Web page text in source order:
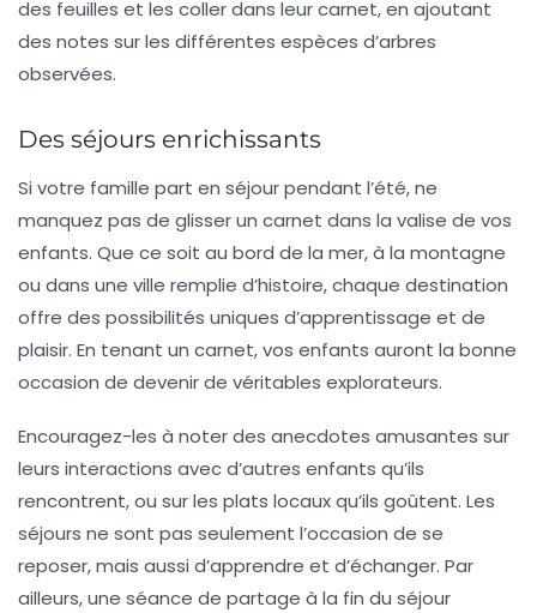
des feuilles et les coller dans leur carnet, en ajoutant
des notes sur les différentes espèces d’arbres
observées.
Des séjours enrichissants
Si votre famille part en séjourpendant l’été, ne
manquez pas de glisser un carnet dans la valise de vos
enfants. Que ce soit au bord de la mer, à la montagne
ou dans une ville remplie d’histoire, chaque destination
offre des possibilités uniques d’apprentissage et de
plaisir. En tenant un carnet, vos enfants auront la bonne
occasion de devenir de véritables explorateurs.
Encouragez-les à noter des anecdotes amusantes sur
leurs interactions avec d’autres enfants qu’ils
rencontrent, ou sur les plats locaux qu’ils goûtent. Les
séjours ne sont pas seulement l’occasion de se
reposer, mais aussi d’apprendre et d’échanger. Par
ailleurs, une séance de partage à la fin du séjour